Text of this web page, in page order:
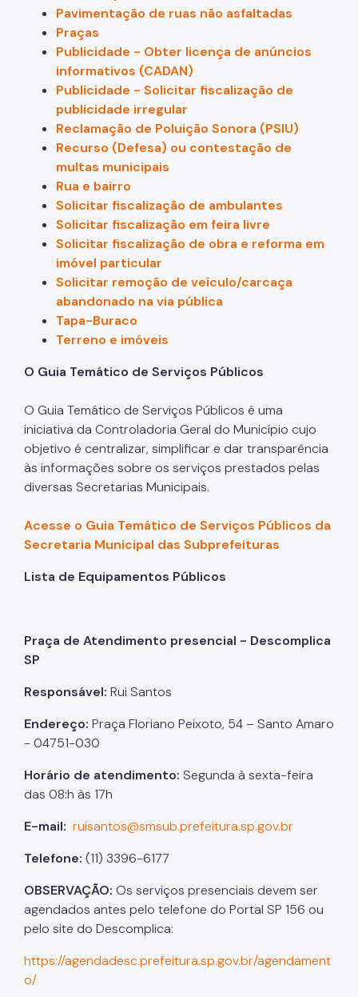
Pavimentação de ruas não asfaltadas
Praças
Publicidade - Obter licença de anúncios
informativos (CADAN)
Publicidade - Solicitar fiscalização de
publicidade irregular
Reclamação de Poluição Sonora (PSIU)
Recurso (Defesa) ou contestação de
multas municipais
Rua e bairro
Solicitar fiscalização de ambulantes
Solicitar fiscalização em feira livre
Solicitar fiscalização de obra e reforma em
imóvel particular
Solicitar remoção de veículo/carcaça
abandonado na via pública
Tapa-Buraco
Terreno e imóveis
O Guia Temático de Serviços Públicos
O Guia Temático de Serviços Públicos é uma
iniciativa da Controladoria Geral do Município cujo
objetivo é centralizar, simplificar e dar transparência
às informações sobre os serviços prestados pelas
diversas Secretarias Municipais.
Acesse o Guia Temático de Serviços Públicos da
Secretaria Municipal das Subprefeituras
Lista de Equipamentos Públicos
Praça de Atendimento presencial - Descomplica
SP
Responsável: Rui Santos
Endereço: Praça Floriano Peixoto, 54 – Santo Amaro
- 04751-030
Horário de atendimento: Segunda à sexta-feira
das 08:h às 17h
E-mail: ruisantos@smsub.prefeitura.sp.gov.br
Telefone: (11) 3396-6177
OBSERVAÇÃO: Os serviços presenciais devem ser
agendados antes pelo telefone do Portal SP 156 ou
pelo site do Descomplica:
https://agendadesc.prefeitura.sp.gov.br/agendament
o/